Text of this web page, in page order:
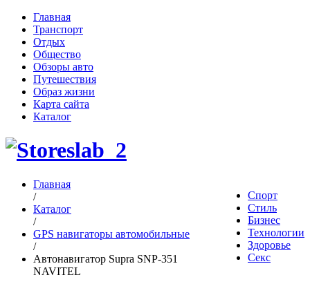
Главная
Транспорт
Отдых
Общество
Обзоры авто
Путешествия
Образ жизни
Карта сайта
Каталог
Спорт
Стиль
Бизнес
Технологии
Здоровье
Секс
Главная
/
Каталог
/
GPS навигаторы автомобильные
/
Автонавигатор Supra SNP-351
NAVITEL